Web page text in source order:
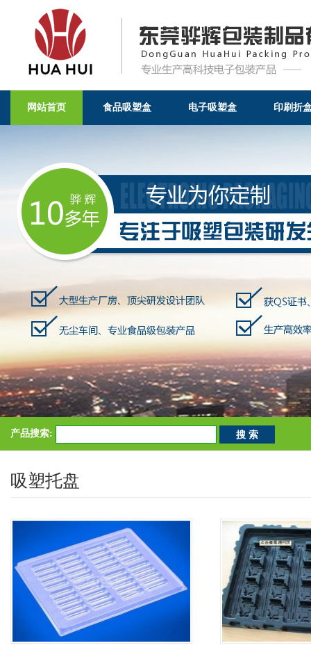
吸塑托盘-东莞骅辉包装制品有限
网站首页 食品吸塑盒 电子吸塑盒 印刷折
产品搜索:
吸塑托盘